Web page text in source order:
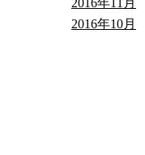
2016年10月